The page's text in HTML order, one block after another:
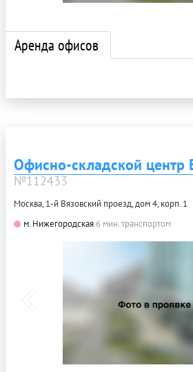
Аренда офисов
Офисно-складской центр
№112433
Москва, 1-й Вязовский проезд, дом 4, корп. 1
м. Нижегородская 6 мин. транспортом